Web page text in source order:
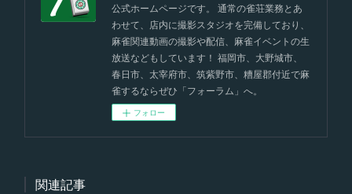
公式ホームページです。 通常の雀荘業務とあ
わせて、店内に撮影スタジオを完備しており、
麻雀関連動画の撮影や配信、麻雀イベントの生
放送などもしています！ 福岡市、大野城市、
春日市、太宰府市、筑紫野市、糟屋郡付近で麻
雀するならぜひ「フォーラム」へ。
フォロー
関連記事